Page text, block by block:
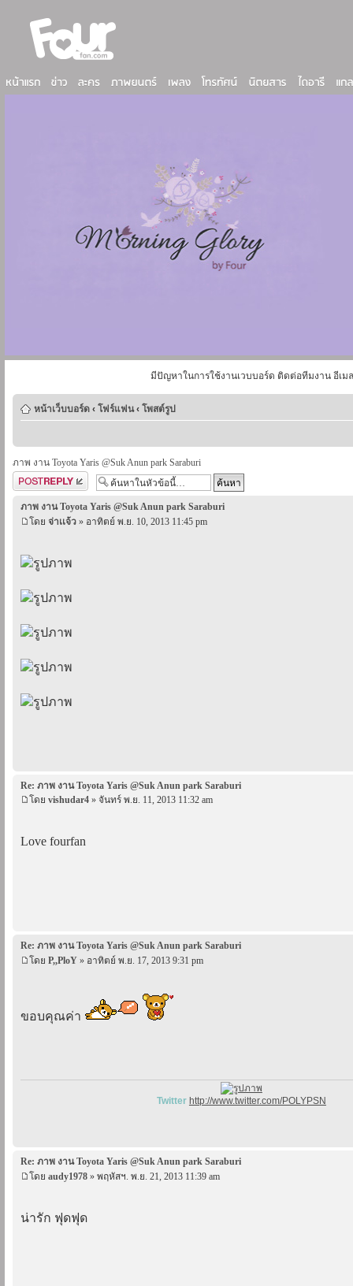
มีปัญหาในการใช้งานเวบบอร์ด ติดต่อทีมงาน อีเม
หน้าเว็บบอร์ด ‹ โฟร์แฟน ‹ โพสต์รูป
ภาพ งาน Toyota Yaris @Suk Anun park Saraburi
ตอบกระทู้
ภาพ งาน Toyota Yaris @Suk Anun park Saraburi
โดย จ่าเเจ้ว » อาทิตย์ พ.ย. 10, 2013 11:45 pm
Re: ภาพ งาน Toyota Yaris @Suk Anun park Saraburi
โดย vishudar4 » จันทร์ พ.ย. 11, 2013 11:32 am
Love fourfan
Re: ภาพ งาน Toyota Yaris @Suk Anun park Saraburi
โดย P,,PloY » อาทิตย์ พ.ย. 17, 2013 9:31 pm
ขอบคุณค่า
Twitter http://www.twitter.com/POLYPSN
Re: ภาพ งาน Toyota Yaris @Suk Anun park Saraburi
โดย audy1978 » พฤหัสฯ. พ.ย. 21, 2013 11:39 am
น่ารัก ฟุดฟุด